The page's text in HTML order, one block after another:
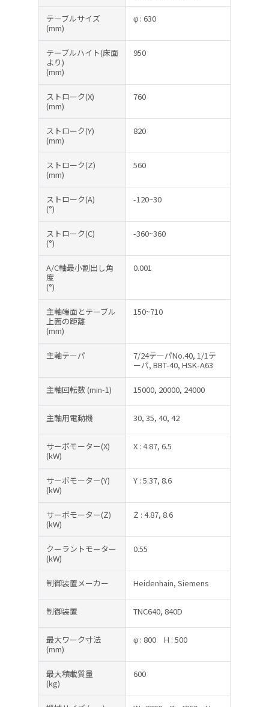
テーブルサイズ
(mm)
φ : 630
テーブルハイト(床面
より)
(mm)
950
ストローク(X)
(mm)
760
ストローク(Y)
(mm)
820
ストローク(Z)
(mm)
560
ストローク(A)
(°)
-120~30
ストローク(C)
(°)
-360~360
A/C軸最小割出し角
度
(°)
0.001
主軸端面とテーブル
上面の距離
(mm)
150~710
主軸テーパ
7/24テーパNo.40, 1/1テ
ーパ, BBT-40, HSK-A63
主軸回転数(min-1) 15000, 20000, 24000
主軸用電動機 30, 35, 40, 42
サーボモーター(X)
(kW)
X : 4.87, 6.5
サーボモーター(Y)
(kW)
Y : 5.37, 8.6
サーボモーター(Z)
(kW)
Z : 4.87, 8.6
クーラントモーター
(kW)
0.55
制御装置メーカー Heidenhain, Siemens
制御装置 TNC640, 840D
最大ワーク寸法
(mm)
φ : 800 H : 500
最大積載質量
(kg)
600